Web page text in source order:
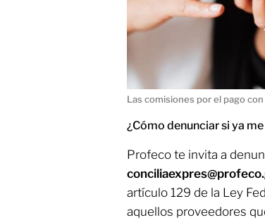
Las comisiones por el pago
¿Cómo denunciar si ya
Profeco te invita a
artículo 129 de la Ley
aquellos proveedores